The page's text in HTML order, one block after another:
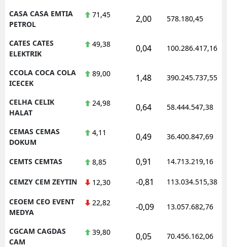
CASA CASA EMTIA
PETROL
71,45 2,00 578.180,45
CATES CATES
ELEKTRIK
49,38 0,04 100.286.417,16
CCOLA COCA COLA
ICECEK
89,00 1,48 390.245.737,55
CELHA CELIK
HALAT
24,98 0,64 58.444.547,38
CEMAS CEMAS
DOKUM
4,11 0,49 36.400.847,69
CEMTS CEMTAS 8,85 0,91 14.713.219,16
CEMZY CEM ZEYTIN 12,30 -0,81 113.034.515,38
CEOEM CEO EVENT
MEDYA
22,82 -0,09 13.057.682,76
CGCAM CAGDAS
CAM
39,80 0,05 70.456.162,06